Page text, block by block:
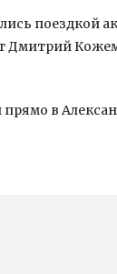
поездкой
Дмитрий
в